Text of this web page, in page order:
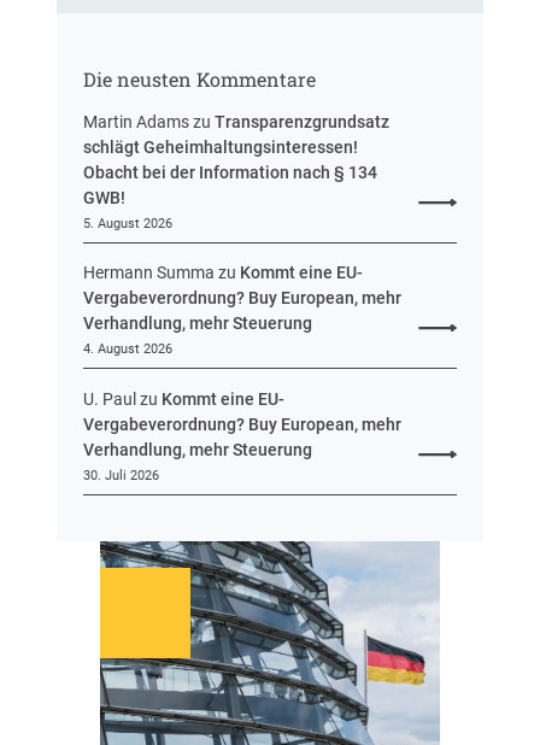
Die neusten Kommentare
Martin AdamszuTransparenzgrundsatz
schlägt Geheimhaltungsinteressen!
Obacht bei der Information nach § 134
GWB!
5. August 2026
Hermann Summa zu Kommt eine EU-
Vergabeverordnung? Buy European, mehr
Verhandlung, mehr Steuerung
4. August 2026
U. Paulzu Kommt eine EU-
Vergabeverordnung? Buy European, mehr
Verhandlung, mehr Steuerung
30. Juli 2026